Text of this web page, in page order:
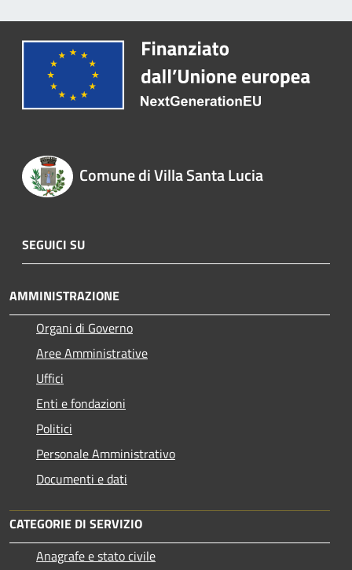
Comune di Villa Santa Lucia
SEGUICI SU
AMMINISTRAZIONE
Organi di Governo
Aree Amministrative
Uffici
Enti e fondazioni
Politici
Personale Amministrativo
Documenti e dati
CATEGORIE DI SERVIZIO
Anagrafe e stato civile